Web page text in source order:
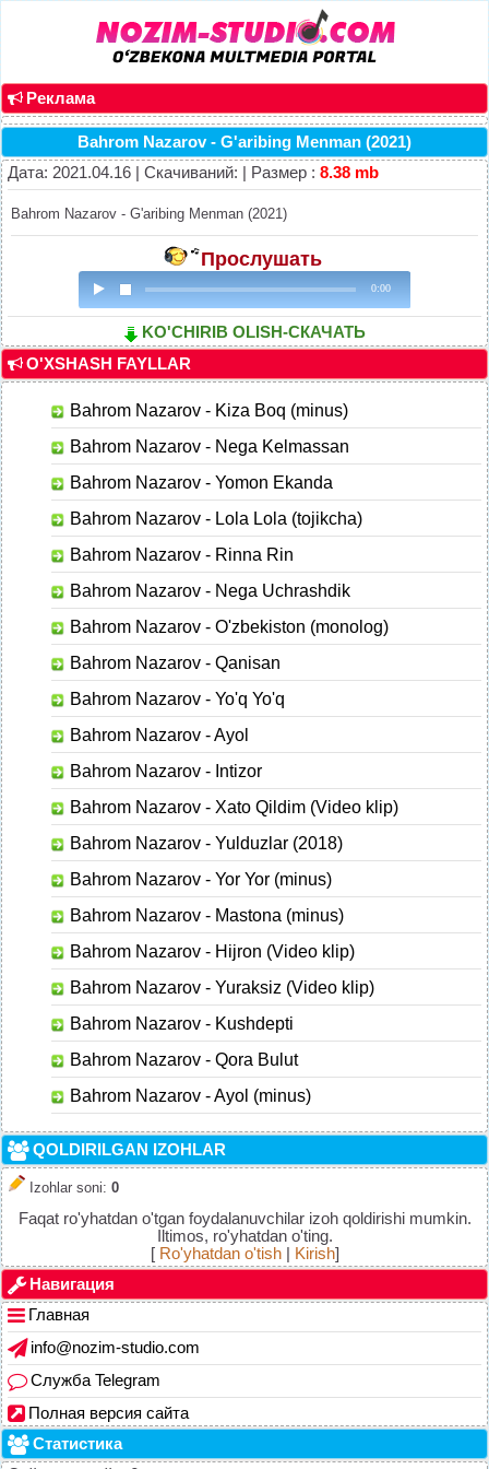
Реклама
Bahrom Nazarov - G'aribing Menman (2021)
Дата: 2021.04.16 | Скачиваний: | Размер : 8.38 mb
Bahrom Nazarov - G'aribing Menman (2021)
Прослушать
0:00
KO'CHIRIB OLISH-СКАЧАТЬ
O'XSHASH FAYLLAR
Bahrom Nazarov - Kiza Boq (minus)
Bahrom Nazarov - Nega Kelmassan
Bahrom Nazarov - Yomon Ekanda
Bahrom Nazarov - Lola Lola (tojikcha)
Bahrom Nazarov - Rinna Rin
Bahrom Nazarov - Nega Uchrashdik
Bahrom Nazarov - O'zbekiston (monolog)
Bahrom Nazarov - Qanisan
Bahrom Nazarov - Yo'q Yo'q
Bahrom Nazarov - Ayol
Bahrom Nazarov - Intizor
Bahrom Nazarov - Xato Qildim (Video klip)
Bahrom Nazarov - Yulduzlar (2018)
Bahrom Nazarov - Yor Yor (minus)
Bahrom Nazarov - Mastona (minus)
Bahrom Nazarov - Hijron (Video klip)
Bahrom Nazarov - Yuraksiz (Video klip)
Bahrom Nazarov - Kushdepti
Bahrom Nazarov - Qora Bulut
Bahrom Nazarov - Ayol (minus)
QOLDIRILGAN IZOHLAR
Izohlar soni: 0
Faqat ro'yhatdan o'tgan foydalanuvchilar izoh qoldirishi mumkin.
Iltimos, ro'yhatdan o'ting.
[ Ro'yhatdan o'tish| Kirish]
Навигация
Главная
info@nozim-studio.com
Служба Telegram
Полная версия сайта
Статистика